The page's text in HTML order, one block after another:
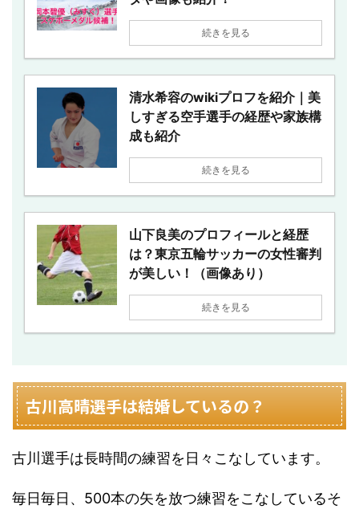
続きを見る
清水希容のwikiプロフを紹介｜美
しすぎる空手選手の経歴や家族構
成も紹介
続きを見る
山下良美のプロフィールと経歴
は？東京五輪サッカーの女性審判
が美しい！（画像あり）
続きを見る
古川高晴選手は結婚しているの？
古川選手は長時間の練習を日々こなしています。
毎日毎日、500本の矢を放つ練習をこなしているそ